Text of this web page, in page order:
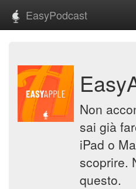
EasyPodcast
Non
sai già
iPad o
scoprire.
questo.